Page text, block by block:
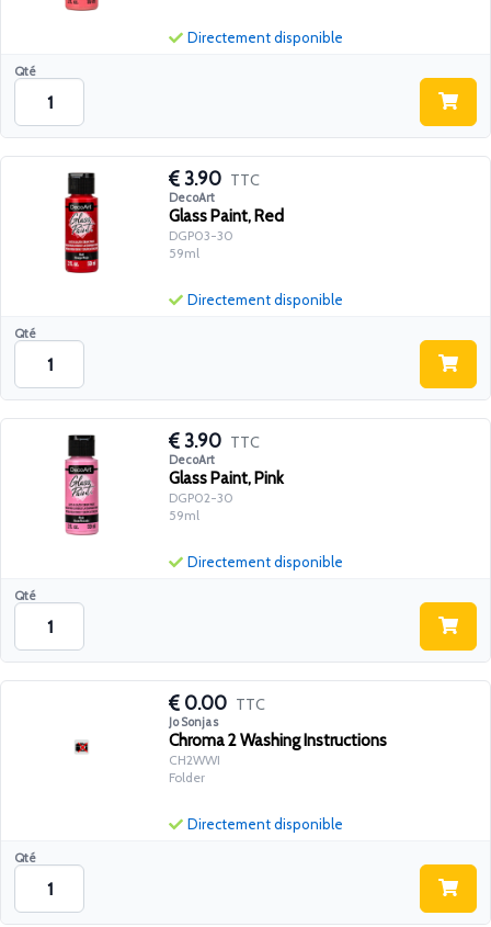
Qté
Directement disponible
3.90 TTC
DecoArt
Glass Paint, Red
DGP03-30
59ml
Qté
Directement disponible
3.90 TTC
DecoArt
Glass Paint, Pink
DGP02-30
59ml
Qté
Directement disponible
0.00 TTC
Jo Sonjas
Chroma 2 Washing Instructions
CH2WWI
Folder
Qté
Directement disponible